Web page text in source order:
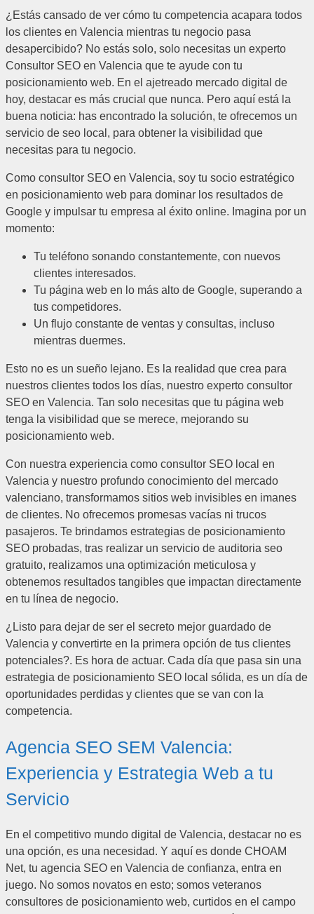
¿Estás cansado de ver cómo tu competencia acapara todos
los clientes en Valencia mientras tu negocio pasa
desapercibido? No estás solo, solo necesitas un experto
Consultor SEO en Valencia que te ayude con tu
posicionamiento web. En el ajetreado mercado digital de
hoy, destacar es más crucial que nunca. Pero aquí está la
buena noticia: has encontrado la solución, te ofrecemos un
servicio de seo local, para obtener la visibilidad que
necesitas para tu negocio.
Como consultor SEO en Valencia, soy tu socio estratégico
en posicionamiento web para dominar los resultados de
Google y impulsar tu empresa al éxito online. Imagina por un
momento:
Tu teléfono sonando constantemente, con nuevos
clientes interesados.
Tu página web en lo más alto de Google, superando a
tus competidores.
Un flujo constante de ventas y consultas, incluso
mientras duermes.
Esto no es un sueño lejano. Es la realidad que crea para
nuestros clientes todos los días, nuestro experto consultor
SEO en Valencia. Tan solo necesitas que tu página web
tenga la visibilidad que se merece, mejorando su
posicionamiento web.
Con nuestra experiencia como consultor SEO local en
Valencia y nuestro profundo conocimiento del mercado
valenciano, transformamos sitios web invisibles en imanes
de clientes. No ofrecemos promesas vacías ni trucos
pasajeros. Te brindamos estrategias de posicionamiento
SEO probadas, tras realizar un servicio de auditoria seo
gratuito, realizamos una optimización meticulosa y
obtenemos resultados tangibles que impactan directamente
en tu línea de negocio.
¿Listo para dejar de ser el secreto mejor guardado de
Valencia y convertirte en la primera opción de tus clientes
potenciales?. Es hora de actuar. Cada día que pasa sin una
estrategia de posicionamiento SEO local sólida, es un día de
oportunidades perdidas y clientes que se van con la
competencia.
Agencia SEO SEM Valencia:
Experiencia y Estrategia Web a tu
Servicio
En el competitivo mundo digital de Valencia, destacar no es
una opción, es una necesidad. Y aquí es donde CHOAM
Net, tu agencia SEO en Valencia de confianza, entra en
juego. No somos novatos en esto; somos veteranos
consultores de posicionamiento web, curtidos en el campo